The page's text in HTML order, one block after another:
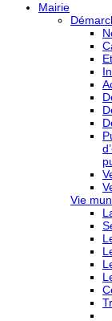
Mairie
Vie